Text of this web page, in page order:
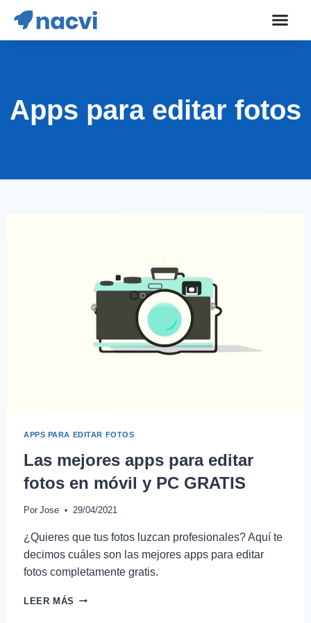
Apps para editar fotos
APPS PARA EDITAR FOTOS
Las mejores apps para editar
fotos en móvil y PC GRATIS
Por Jose 29/04/2021
¿Quieres que tus fotos luzcan profesionales? Aquí te
decimos cuáles son las mejores apps para editar
fotos completamente gratis.
LEER MÁS